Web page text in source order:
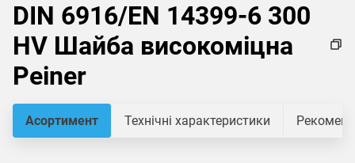
DIN 6916/EN 14399-6 300
HV Шайба високоміцна
Peiner
Асортимент Технічні характеристики